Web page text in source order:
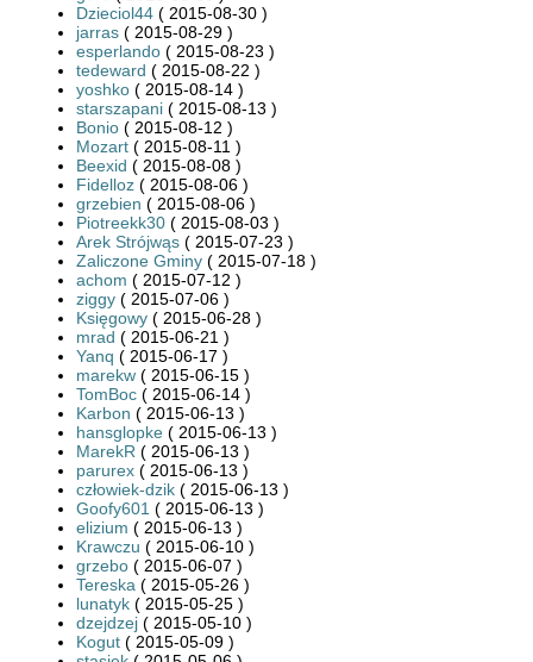
Dzieciol44 ( 2015-08-30 )
jarras ( 2015-08-29 )
esperlando ( 2015-08-23 )
tedeward ( 2015-08-22 )
yoshko ( 2015-08-14 )
starszapani ( 2015-08-13 )
Bonio ( 2015-08-12 )
Mozart ( 2015-08-11 )
Beexid ( 2015-08-08 )
Fidelloz ( 2015-08-06 )
grzebien ( 2015-08-06 )
Piotreekk30 ( 2015-08-03 )
Arek Strójwąs ( 2015-07-23 )
Zaliczone Gminy ( 2015-07-18 )
achom ( 2015-07-12 )
ziggy ( 2015-07-06 )
Księgowy ( 2015-06-28 )
mrad ( 2015-06-21 )
Yanq ( 2015-06-17 )
marekw ( 2015-06-15 )
TomBoc ( 2015-06-14 )
Karbon ( 2015-06-13 )
hansglopke ( 2015-06-13 )
MarekR ( 2015-06-13 )
parurex ( 2015-06-13 )
człowiek-dzik ( 2015-06-13 )
Goofy601 ( 2015-06-13 )
elizium ( 2015-06-13 )
Krawczu ( 2015-06-10 )
grzebo ( 2015-06-07 )
Tereska ( 2015-05-26 )
lunatyk ( 2015-05-25 )
dzejdzej ( 2015-05-10 )
Kogut ( 2015-05-09 )